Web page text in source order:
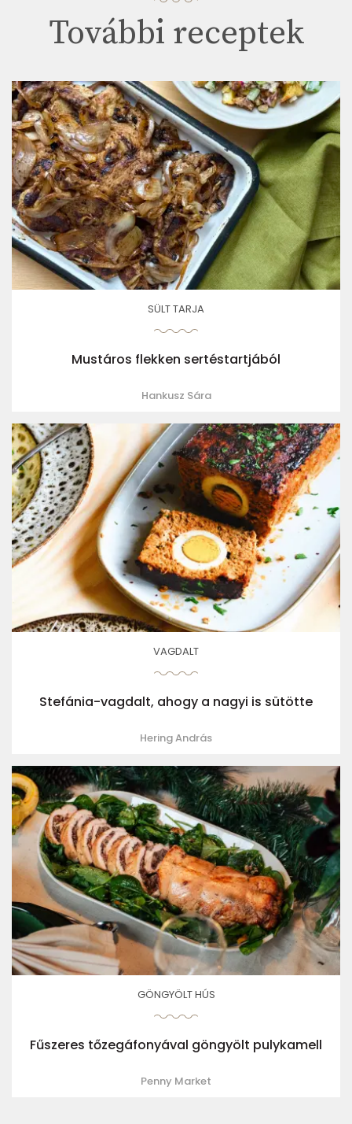
További receptek
SÜLT TARJA
Mustáros flekken sertéstartjából
Hankusz Sára
VAGDALT
Stefánia-vagdalt, ahogy a nagyi is sütötte
Hering András
GÖNGYÖLT HÚS
Fűszeres tőzegáfonyával göngyölt pulykamell
Penny Market